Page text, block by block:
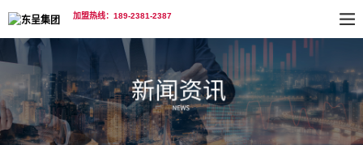
加盟热线：189-2381-2387